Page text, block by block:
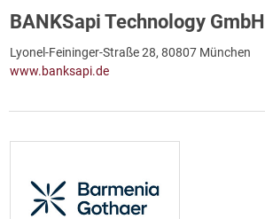
BANKSapi Technology GmbH
Lyonel-Feininger-Straße 28, 80807 München
www.banksapi.de